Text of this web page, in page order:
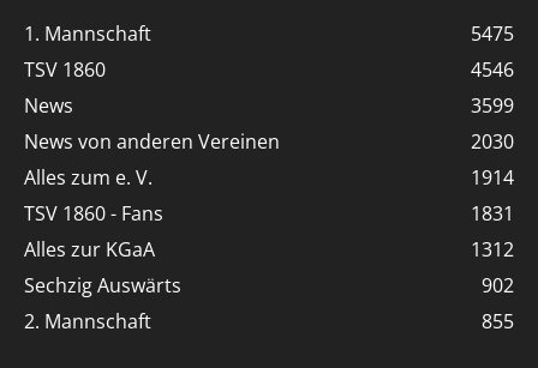
1. Mannschaft
5475
TSV 1860
4546
News
3599
News von anderen Vereinen
2030
Alles zum e. V.
1914
TSV 1860 - Fans
1831
Alles zur KGaA
1312
Sechzig Auswärts
902
2. Mannschaft
855